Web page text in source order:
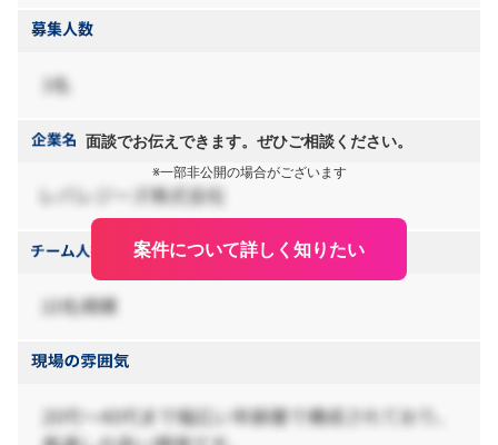
面談でお伝えできます。ぜひご相談ください。
※一部非公開の場合がございます
案件について詳しく知りたい